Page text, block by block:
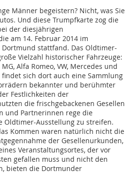
Männer begeistern? Nicht, was Sie
Und diese Trumpfkarte zog die
der diesjährigen
am 14. Februar 2014 im
stattfand. Das Oldtimer-
Vielzahl historischer Fahrzeuge:
Alfa Romeo, VW, Mercedes und
sich dort auch eine Sammlung
bekannter und berühmter
Festlichkeiten der
die frischgebackenen Gesellen
und Partnerinnen rege die
Oldtimer-Ausstellung zu streifen.
Kommen waren natürlich nicht die
der Gesellenurkunden,
Veranstaltungsortes, der vor
gefallen muss und nicht den
bieten die Dortmunder